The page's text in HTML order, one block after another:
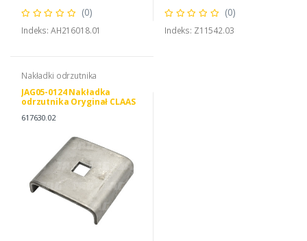
(0)
Indeks: AH216018.01
(0)
Indeks: Z11542.03
Nakładki odrzutnika
JAG05-0124 Nakładka
odrzutnika Oryginał CLAAS
617630.02